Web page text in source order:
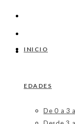
INICIO
EDADES
De 0 a 3